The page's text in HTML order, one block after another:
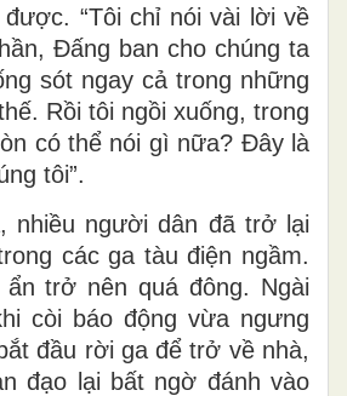
“Tôi chỉ nói vài lời về
Đấng ban cho chúng ta
sót ngay cả trong những
Rồi tôi ngồi xuống, trong
có thể nói gì nữa? Đây là
tôi”.
nhiều người dân đã trở lại
các ga tàu điện ngầm.
trở nên quá đông. Ngài
còi báo động vừa ngưng
đầu rời ga để trở về nhà,
đạo lại bất ngờ đánh vào